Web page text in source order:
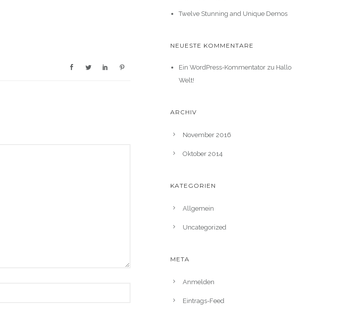
Twelve Stunning and Unique Demos
NEUESTE KOMMENTARE
Ein WordPress-Kommentatorzu Hallo
Welt!
ARCHIV
November 2016
Oktober 2014
KATEGORIEN
Allgemein
Uncategorized
META
Anmelden
Eintrags-Feed